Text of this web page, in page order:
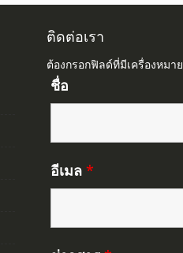
ติดต่อเรา
ต้องกรอกฟิลด์ที่มีเครื่องหมาย
ชื่อ
อีเมล *